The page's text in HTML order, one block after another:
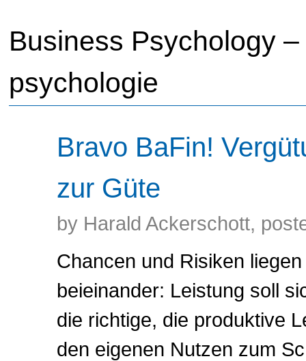
Business Psychology
psychologie
Bravo BaFin!
zur Güte
by Harald Ackerschott,
Chancen und Risiken
beieinander: Leistung soll
die richtige, die produktive
den eigenen Nutzen zum